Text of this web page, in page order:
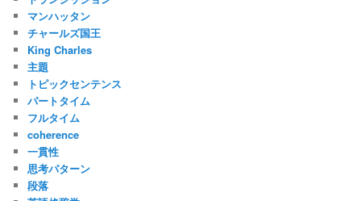
マンハッタン
チャールズ国王
King Charles
主題
トピックセンテンス
パートタイム
フルタイム
coherence
一貫性
思考パターン
段落